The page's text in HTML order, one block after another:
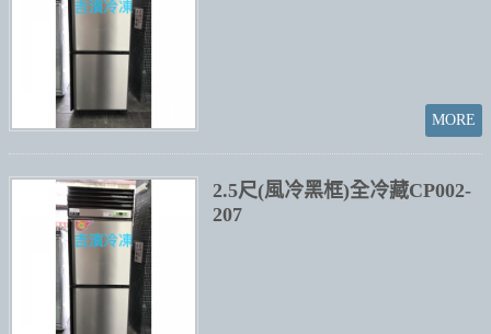
2.5尺(風冷黑框)全冷藏CP002-
207